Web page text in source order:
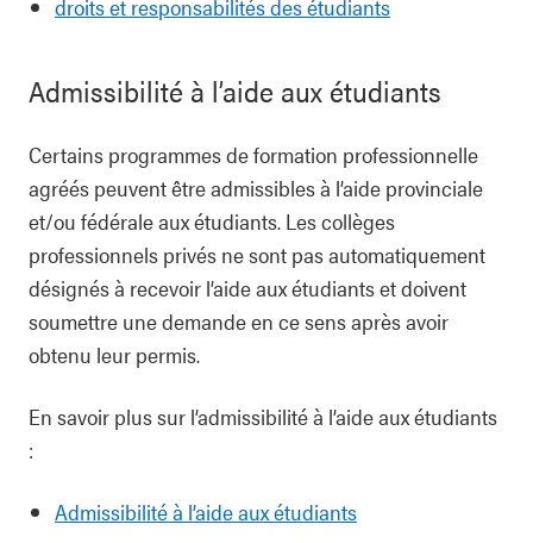
droits et responsabilités des étudiants
Admissibilité à l’aide aux étudiants
Certains programmes de formation professionnelle
agréés peuvent être admissibles à l’aide provinciale
et/ou fédérale aux étudiants. Les collèges
professionnels privés ne sont pas automatiquement
désignés à recevoir l’aide aux étudiants et doivent
soumettre une demande en ce sens après avoir
obtenu leur permis.
En savoir plus sur l’admissibilité à l’aide aux étudiants
:
Admissibilité à l’aide aux étudiants